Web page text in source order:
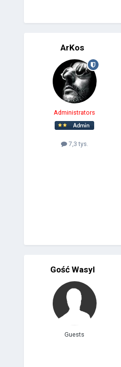
ArKos
Administrators
7,3 tys.
Gość Wasyl
Guests